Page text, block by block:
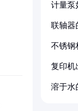
计量泵
联轴器
不锈钢
复印机
溶于水